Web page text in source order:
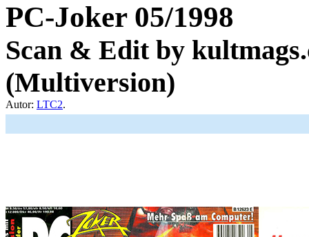
PC-Joker 05/1998
Scan & Edit by
(Multiversion)
Autor: LTC2.